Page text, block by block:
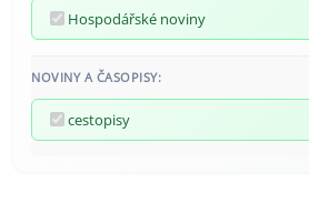
Hospodářské noviny
NOVINY A ČASOPISY:
cestopisy